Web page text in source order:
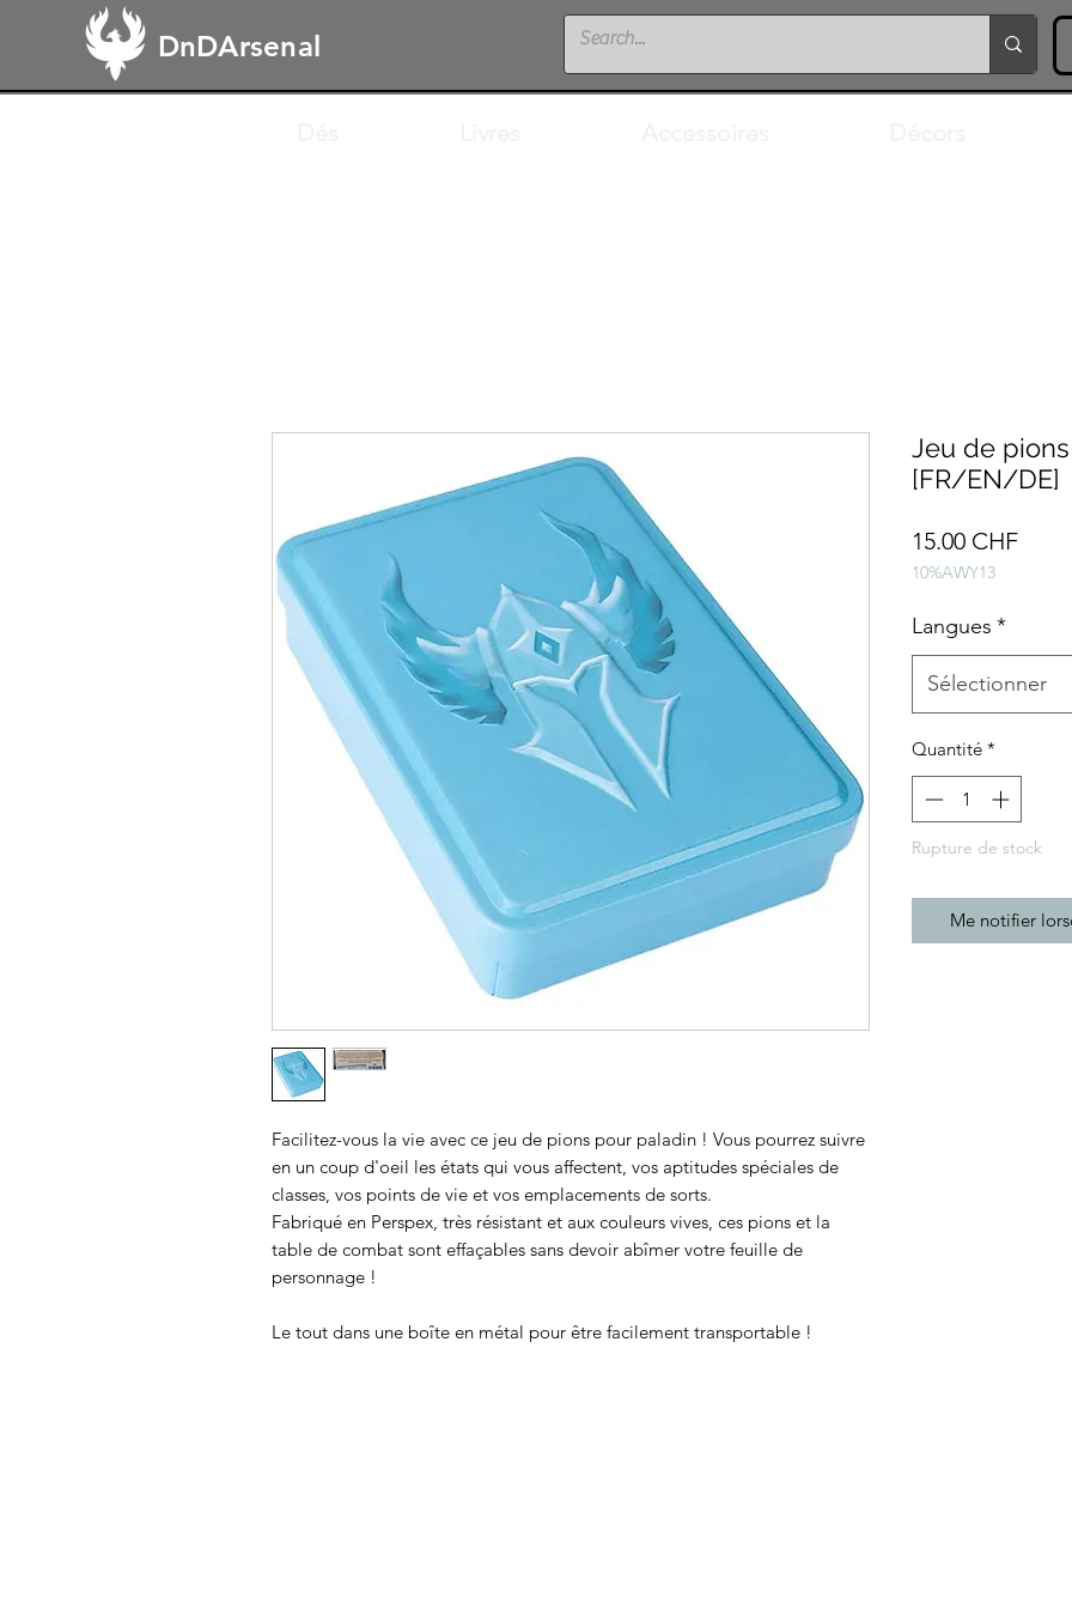
DnDArsenal
Facilitez-vous la vie avec ce jeu de pions pour paladin ! Vous pourrez suivre
en un coup d'oeil les états qui vous affectent, vos aptitudes spéciales de
classes, vos points de vie et vos emplacements de sorts.
Fabriqué en Perspex, très résistant et aux couleurs vives, ces pions et la
table de combat sont effaçables sans devoir abîmer votre feuille de
personnage !
Le tout dans une boîte en métal pour être facilement transportable !
Jeu de
[FR/EN/DE]
15.00 CHFPrix
10%AWY13
Langues *
Sélectionner
Quantité *
Rupture de stock
Me notifier